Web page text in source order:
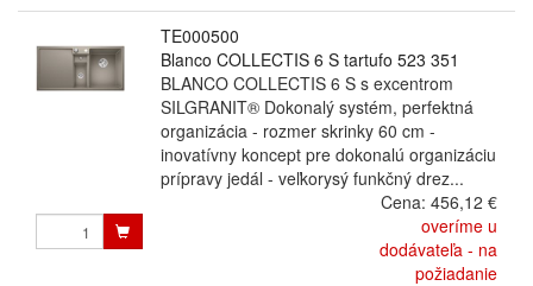
TE000500
Blanco COLLECTIS 6 S tartufo 523 351
BLANCO COLLECTIS 6 S s excentrom
SILGRANIT® Dokonalý systém, perfektná
organizácia - rozmer skrinky 60 cm -
inovatívny koncept pre dokonalú organizáciu
prípravy jedál - veľkorysý funkčný drez...
Cena: 456,12 €
overíme u
dodávateľa - na
požiadanie